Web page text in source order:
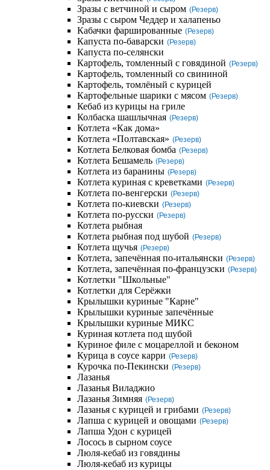
Зразы с ветчиной и сыром (Резерв)
Зразы с сыром Чеддер и халапеньо
Кабачки фаршированные (Резерв)
Капуста по-баварски (Резерв)
Капуста по-селянски
Картофель, томленный с говядиной (Резерв)
Картофель, томленный со свининой
Картофель, томлёный с курицей
Картофельные шарики с мясом (Резерв)
Кебаб из курицы на гриле
Колбаска шашлычная (Резерв)
Котлета «Как дома»
Котлета «Полтавская» (Резерв)
Котлета Белковая бомба (Резерв)
Котлета Бешамель (Резерв)
Котлета из баранины (Резерв)
Котлета куриная с креветками (Резерв)
Котлета по-венгерски (Резерв)
Котлета по-киевски (Резерв)
Котлета по-русски (Резерв)
Котлета рыбная
Котлета рыбная под шубой (Резерв)
Котлета щучья (Резерв)
Котлета, запечённая по-итальянски (Резерв)
Котлета, запечённая по-французски (Резерв)
Котлетки "Школьные"
Котлетки для Серёжки
Крылышки куриные "Карне"
Крылышки куриные запечённые
Крылышки куриные МИКС
Куриная котлета под шубой
Куриное филе с моцареллой и беконом
Курица в соусе карри (Резерв)
Курочка по-Пекински (Резерв)
Лазанья
Лазанья Виладжио
Лазанья Зимняя (Резерв)
Лазанья с курицей и грибами (Резерв)
Лапша с курицей и овощами (Резерв)
Лапша Удон с курицей
Лосось в сырном соусе
Люля-кебаб из говядины
Люля-кебаб из курицы